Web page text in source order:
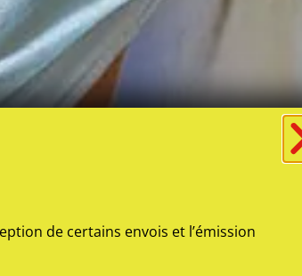
de certains envois et l’émission